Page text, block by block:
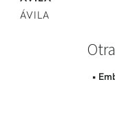
ÁVILA
•